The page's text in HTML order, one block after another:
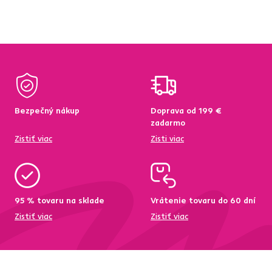
Bezpečný nákup
Zistiť viac
Doprava od 199 €
zadarmo
Zisti viac
95 % tovaru na sklade
Zistiť viac
Vrátenie tovaru do 60 dní
Zistiť viac